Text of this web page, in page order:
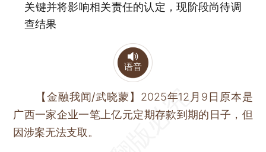
关键并将影响相关责任的认定，现阶段尚待调
查结果
语音
【金融我闻/武晓蒙】 2025年12月9日原本是
广西一家企业一笔上亿元定期存款到期的日子，但
因涉案无法支取。